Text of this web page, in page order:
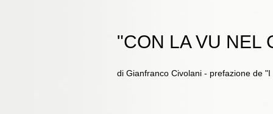
"CON LA VU NEL
di Gianfranco Civolani - prefazione de